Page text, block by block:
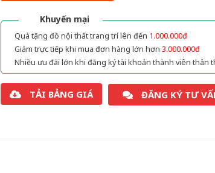
Khuyến mại
Quà tặng đồ nội thất trang trí lên đến 1.000.000đ
Giảm trực tiếp khi mua đơn hàng lớn hơn 3.000.000đ
Nhiều ưu đãi lớn khi đăng ký tài khoản thành viên thân
TẢI BẢNG GIÁ ĐĂNG KÝ TƯ